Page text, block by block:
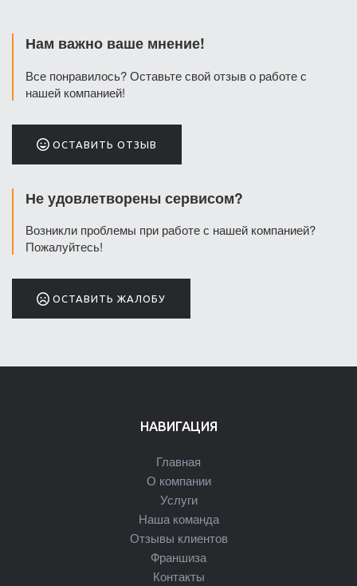
Нам важно ваше мнение!
Все понравилось? Оставьте свой отзыв о работе с
нашей компанией!
ОСТАВИТЬ ОТЗЫВ
Не удовлетворены сервисом?
Возникли проблемы при работе с нашей компанией?
Пожалуйтесь!
ОСТАВИТЬ ЖАЛОБУ
НАВИГАЦИЯ
Главная
О компании
Услуги
Наша команда
Отзывы клиентов
Франшиза
Контакты